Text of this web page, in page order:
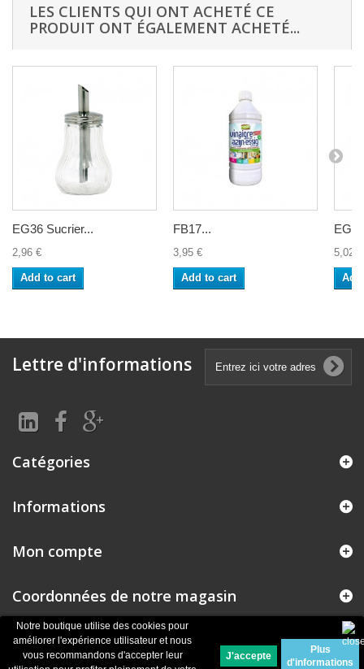
Notre boutique utilise des cookies pour
améliorer l'expérience utilisateur et nous
vous recommandons d'accepter leur
Plus
d'informations
LES CLIENTS QUI ONT ACHETÉ CE
PRODUIT ONT ÉGALEMENT ACHETÉ...
EG36 Sucrier...
2,96 €
Add to cart
FB17...
3,95 €
Add to cart
5,02 €
Lettre d'informations
Catégories
Informations
© 2026Logiciel e-commerce par PrestaShop™
Mon compte
Coordonnées de notre magasin